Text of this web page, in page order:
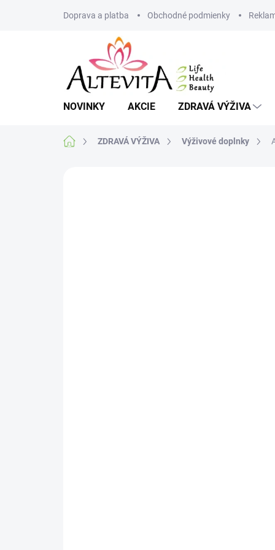
Doprava a platba Obchodné podmienky
NOVINKY AKCIE ZDRAVÁ VÝŽIVA
DomovZDRAVÁ VÝŽIVA Výživové doplnky